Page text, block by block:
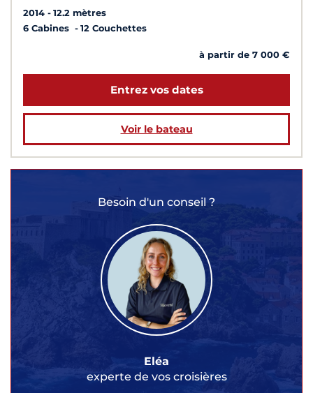
2014
12.2 mètres
6 Cabines
12 Couchettes
à partir de 7 000 €
Entrez vos dates
Voir le bateau
Besoin d'un conseil ?
Eléa
experte de vos croisières